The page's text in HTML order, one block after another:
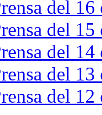
del
del
del
del
del